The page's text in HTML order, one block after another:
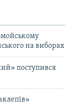
на виборах
поступився